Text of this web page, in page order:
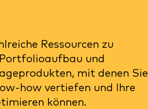
Ressourcen zu
und
mit denen Sie
how vertiefen und Ihre
können.